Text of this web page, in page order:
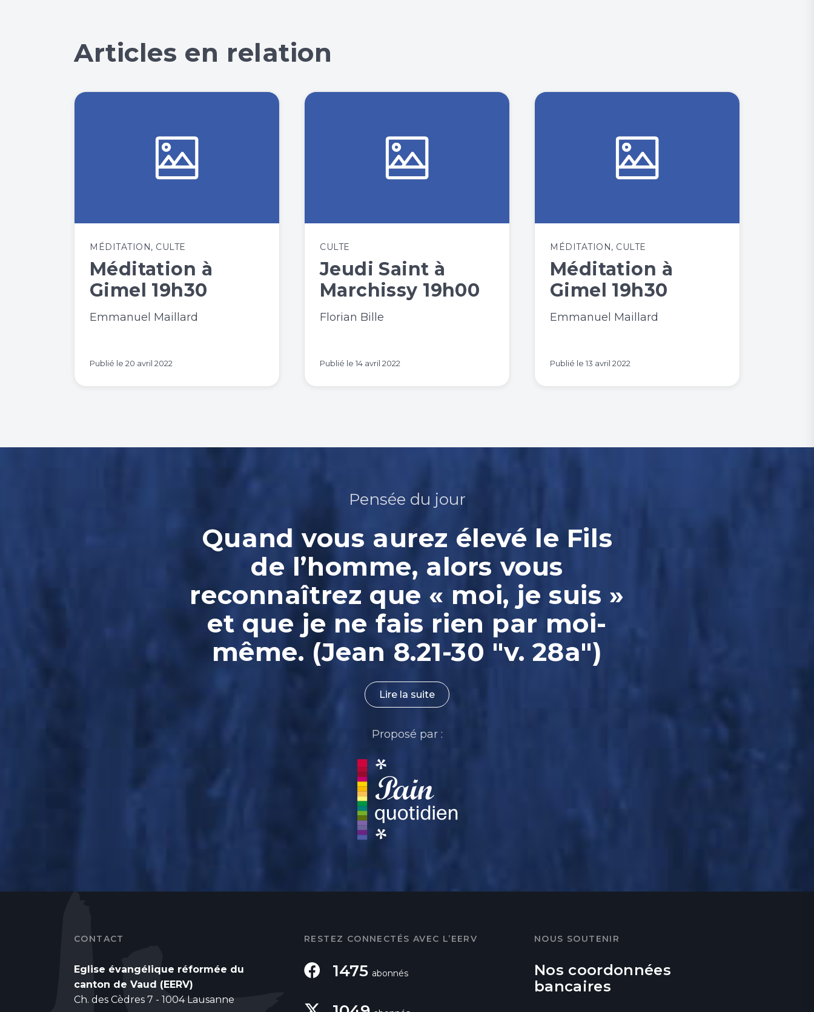
Articles en relation
MÉDITATION, CULTE
Méditation à
Gimel 19h30
Emmanuel Maillard
Publié le 20 avril 2022
CULTE
Jeudi Saint à
Marchissy 19h00
Florian Bille
Publié le 14 avril 2022
MÉDITATION, CULTE
Méditation à
Gimel 19h30
Emmanuel Maillard
Publié le 13 avril 2022
Pensée du jour
Quand vous aurez élevé le Fils
de l’homme, alors vous
reconnaîtrez que « moi, je suis »
et que je ne fais rien par moi-
même. (Jean 8.21-30 "v. 28a")
Lire la suite
Proposé par :
CONTACT
Eglise évangélique réformée du
canton de Vaud (EERV)
Ch. des Cèdres 7 - 1004 Lausanne
RESTEZ CONNECTÉS AVEC L’EERV
1475 abonnés
NOUS SOUTENIR
Nos coordonnées
bancaires